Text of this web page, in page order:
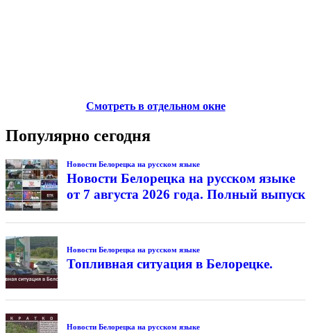
Смотреть в отдельном окне
Популярно сегодня
Новости Белорецка на русском языке
Новости Белорецка на русском языке
от 7 августа 2026 года. Полный выпуск
Новости Белорецка на русском языке
Топливная ситуация в Белорецке.
Новости Белорецка на русском языке